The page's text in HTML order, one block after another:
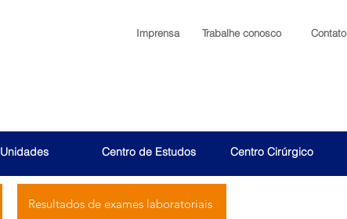
Imprensa Trabalhe conosco Contato
Unidades Centro de Estudos Centro Cirúrgico
Resultados de exames laboratoriais